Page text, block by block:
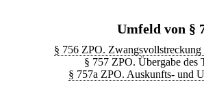
Umfeld von §
§ 756 ZPO.
§ 757 ZPO. Übergabe des
§ 757a ZPO. Auskunfts- und